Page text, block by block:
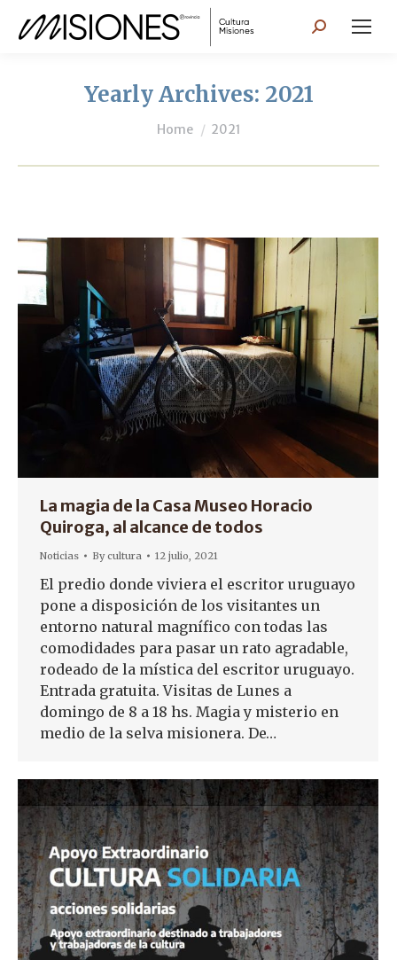
Search:
Yearly Archives: 2021
You are here:
Home 2021
La magia de la Casa Museo Horacio
Quiroga, al alcance de todos
Noticias Bycultura 12 julio, 2021
El predio donde viviera el escritor uruguayo
pone a disposición de los visitantes un
entorno natural magnífico con todas las
comodidades para pasar un rato agradable,
rodeado de la mística del escritor uruguayo.
Entrada gratuita. Visitas de Lunes a
domingo de 8 a 18 hs. Magia y misterio en
medio de la selva misionera. De…